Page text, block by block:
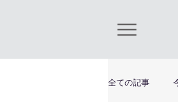
全ての記事